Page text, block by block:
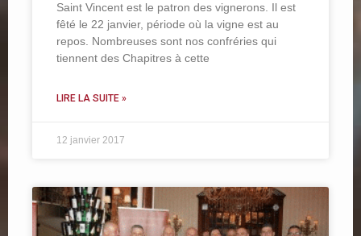
Saint Vincent est le patron des vignerons. Il est
fêté le 22 janvier, période où la vigne est au
repos. Nombreuses sont nos confréries qui
tiennent des Chapitres à cette
LIRE LA SUITE »
12 janvier 2017